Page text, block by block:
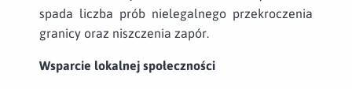
spada liczba prób nielegalnego przekroczenia
granicy oraz niszczenia zapór.
Wsparcie lokalnej społeczności